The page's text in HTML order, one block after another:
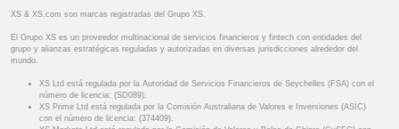
XS & XS.com son marcas registradas del Grupo XS.
El Grupo XS es un proveedor multinacional de servicios financieros y fintech con entidades del
grupo y alianzas estratégicas reguladas y autorizadas en diversas jurisdicciones alrededor del
mundo.
XS Ltd está regulada por la Autoridad de Servicios Financieros de Seychelles (FSA) con el
número de licencia: (SD089).
XS Prime Ltd está regulada por la Comisión Australiana de Valores e Inversiones (ASIC)
con el número de licencia: (374409).